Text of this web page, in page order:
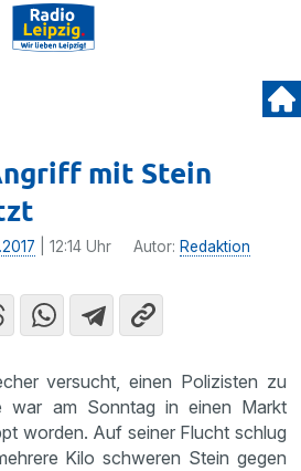
mit Stein
| 12:14 Uhr Autor: Redaktion
versucht, einen Polizisten zu
war am Sonntag in einen Markt
worden. Auf seiner Flucht schlug
Kilo schweren Stein gegen